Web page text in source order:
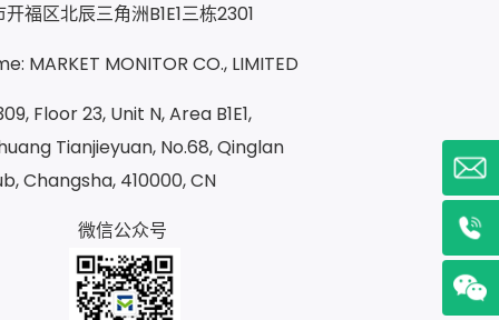
福区北辰三角洲B1E1三栋2301
MARKET MONITOR CO., LIMITED
Floor 23, Unit N, Area B1E1,
Tianjieyuan, No.68, Qinglan
Changsha, 410000, CN
微信公众号